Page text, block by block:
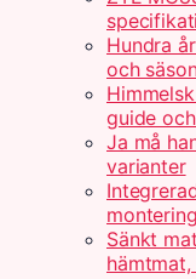
Hundra
och
guide
Ja må
varianter
montering
Sänkt